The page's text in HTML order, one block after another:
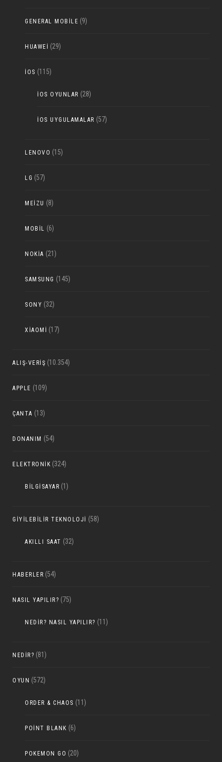
GENERAL MOBILE (9)
HUAWEI (29)
IOS (115)
IOS OYUNLAR (28)
IOS UYGULAMALAR (57)
LENOVO (15)
LG (57)
MEIZU (8)
MOBIL (6)
NOKIA (21)
SAMSUNG (145)
SONY (32)
XIAOMI (17)
ALIŞ-VERIŞ (10.354)
APPLE (109)
ÇANTA (13)
DONANIM (54)
ELEKTRONIK (324)
BILGISAYAR (1)
GIYILEBILIR TEKNOLOJI (58)
AKILLI SAAT (32)
HABERLER (54)
NASIL YAPILIR? (75)
NEDIR? NASIL YAPILIR? (11)
NEDIR? (81)
OYUN (572)
ORDER & CHAOS (11)
POINT BLANK (6)
POKEMON GO (20)